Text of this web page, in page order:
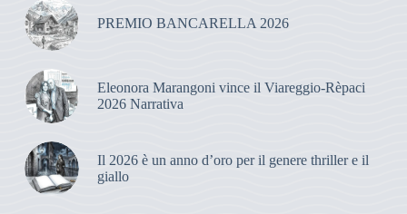
PREMIO BANCARELLA 2026
Eleonora Marangoni vince il Viareggio-Rèpaci
2026 Narrativa
Il 2026 è un anno d’oro per il genere thriller e il
giallo